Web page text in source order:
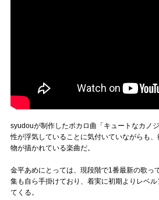
syudouが制作したボカロ曲「キュートなカノ
性が浮気していることに気付いていながらも
物が描かれている楽曲だ。
金平あめにとっては、現段階で1番最新の歌っ
集も自ら手掛けており、着実に初期よりレベ
てくる。